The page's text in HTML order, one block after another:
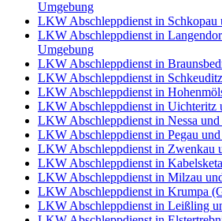
Umgebung
LKW Abschleppdienst in Schkopau
LKW Abschleppdienst in
Umgebung
LKW Abschleppdienst in
LKW Abschleppdienst in
LKW Abschleppdienst in
LKW Abschleppdienst in Uichteritz
LKW Abschleppdienst in Nessa
LKW Abschleppdienst in Pegau
LKW Abschleppdienst in Zwenkau
LKW Abschleppdienst in
LKW Abschleppdienst in Milzau
LKW Abschleppdienst in Krumpa
LKW Abschleppdienst in Leißling